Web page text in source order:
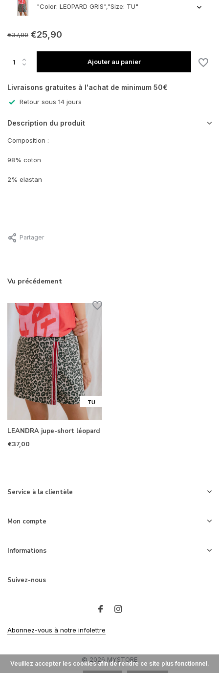
"Color: LEOPARD GRIS","Size: TU"
€37,00 €25,90
Ajouter au panier
Livraisons gratuites à l'achat de minimum 50€
Retour sous 14 jours
Description du produit
Composition :
98% coton
2% elastan
Partager
Vu précédement
TU
LEANDRA jupe-short léopard
€37,00
Service à la clientèle
Mon compte
Informations
Suivez-nous
Abonnez-vous à notre infolettre
© 2026 MYSTORE
Veuillez accepter les cookies afin de rendre ce site plus fonctionnel.